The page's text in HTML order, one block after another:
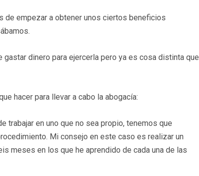
de empezar a obtener unos ciertos beneficios
dinero para ejercerla pero ya es cosa distinta que
hacer para llevar a cabo la abogacía:
trabajar en uno que no sea propio, tenemos que
Mi consejo en este caso es realizar un
meses en los que he aprendido de cada una de las